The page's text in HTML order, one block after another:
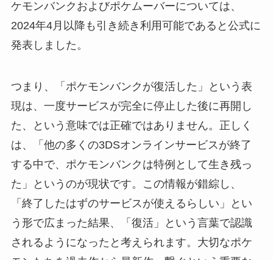
ケモンバンクおよびポケムーバーについては、
2024年4月以降も引き続き利用可能であると公式に
発表しました。
つまり、「ポケモンバンクが復活した」という表
現は、一度サービスが完全に停止した後に再開し
た、という意味では正確ではありません。正しく
は、「他の多くの3DSオンラインサービスが終了
する中で、ポケモンバンクは特例として生き残っ
た」というのが現状です。この情報が錯綜し、
「終了したはずのサービスが使えるらしい」とい
う形で広まった結果、「復活」という言葉で認識
されるようになったと考えられます。大切なポケ